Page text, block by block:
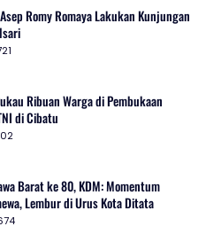
Romy Romaya Lakukan Kunjungan
Ribuan Warga di Pembukaan
di Cibatu
Barat ke 80, KDM: Momentum
Lembur di Urus Kota Ditata